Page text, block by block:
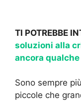
TI POTREBBE
soluzioni alla
ancora
Sono sempre
piccole che